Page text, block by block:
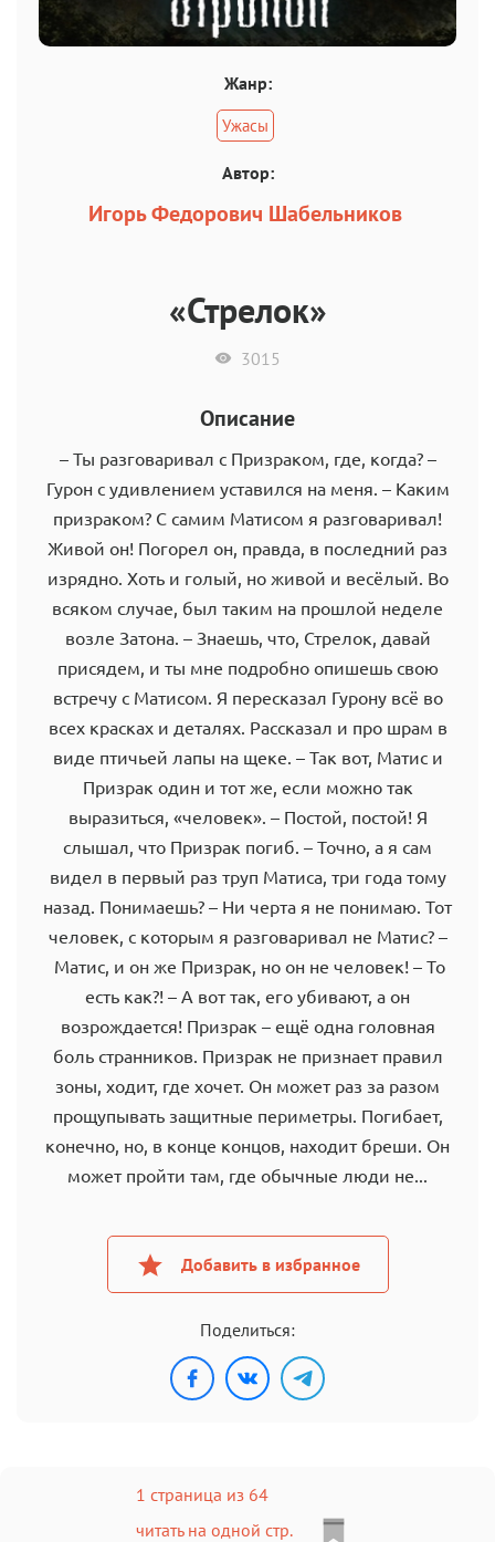
Жанр:
Ужасы
Автор:
Игорь Федорович Шабельников
«Стрелок»
3015
Описание
– Ты разговаривал с Призраком, где, когда? –
Гурон с удивлением уставился на меня. – Каким
призраком? С самим Матисом я разговаривал!
Живой он! Погорел он, правда, в последний раз
изрядно. Хоть и голый, но живой и весёлый. Во
всяком случае, был таким на прошлой неделе
возле Затона. – Знаешь, что, Стрелок, давай
присядем, и ты мне подробно опишешь свою
встречу с Матисом. Я пересказал Гурону всё во
всех красках и деталях. Рассказал и про шрам в
виде птичьей лапы на щеке. – Так вот, Матис и
Призрак один и тот же, если можно так
выразиться, «человек». – Постой, постой! Я
слышал, что Призрак погиб. – Точно, а я сам
видел в первый раз труп Матиса, три года тому
назад. Понимаешь? – Ни черта я не понимаю. Тот
человек, с которым я разговаривал не Матис? –
Матис, и он же Призрак, но он не человек! – То
есть как?! – А вот так, его убивают, а он
возрождается! Призрак – ещё одна головная
боль странников. Призрак не признает правил
зоны, ходит, где хочет. Он может раз за разом
прощупывать защитные периметры. Погибает,
конечно, но, в конце концов, находит бреши. Он
может пройти там, где обычные люди не...
Добавить в избранное
Поделиться:
1 страница из 64
читать на одной стр.